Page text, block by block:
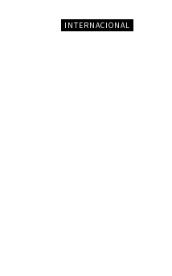
INTERNACIONAL